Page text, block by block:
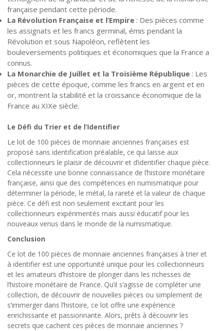
française pendant cette période.
La Révolution Française et l’Empire : Des pièces comme
les assignats et les francs germinal, émis pendant la
Révolution et sous Napoléon, reflètent les
bouleversements politiques et économiques que la France a
connus.
La Monarchie de Juillet et la Troisième République : Les
pièces de cette époque, comme les francs en argent et en
or, montrent la stabilité et la croissance économique de la
France au XIXe siècle.
Le Défi du Trier et de l’Identifier
Le lot de 100 pièces de monnaie anciennes françaises est
proposé sans identification préalable, ce qui laisse aux
collectionneurs le plaisir de découvrir et d’identifier chaque pièce.
Cela nécessite une bonne connaissance de l’histoire monétaire
française, ainsi que des compétences en numismatique pour
déterminer la période, le métal, la rareté et la valeur de chaque
pièce. Ce défi est non seulement excitant pour les
collectionneurs expérimentés mais aussi éducatif pour les
nouveaux venus dans le monde de la numismatique.
Conclusion
Ce lot de 100 pièces de monnaie anciennes françaises à trier et
à identifier est une opportunité unique pour les collectionneurs
et les amateurs d’histoire de plonger dans les richesses de
l’histoire monétaire de France. Qu’il s’agisse de compléter une
collection, de découvrir de nouvelles pièces ou simplement de
s’immerger dans l’histoire, ce lot offre une expérience
enrichissante et passionnante. Alors, prêts à découvrir les
secrets que cachent ces pièces de monnaie anciennes ?